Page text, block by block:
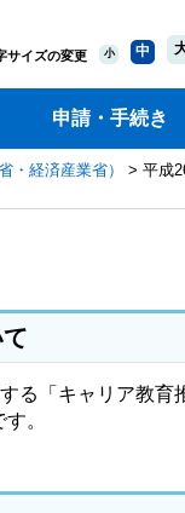
サイズの変更 小 中
申請・手続き
・経済産業省）
> 平成
る「キャリア教育
。